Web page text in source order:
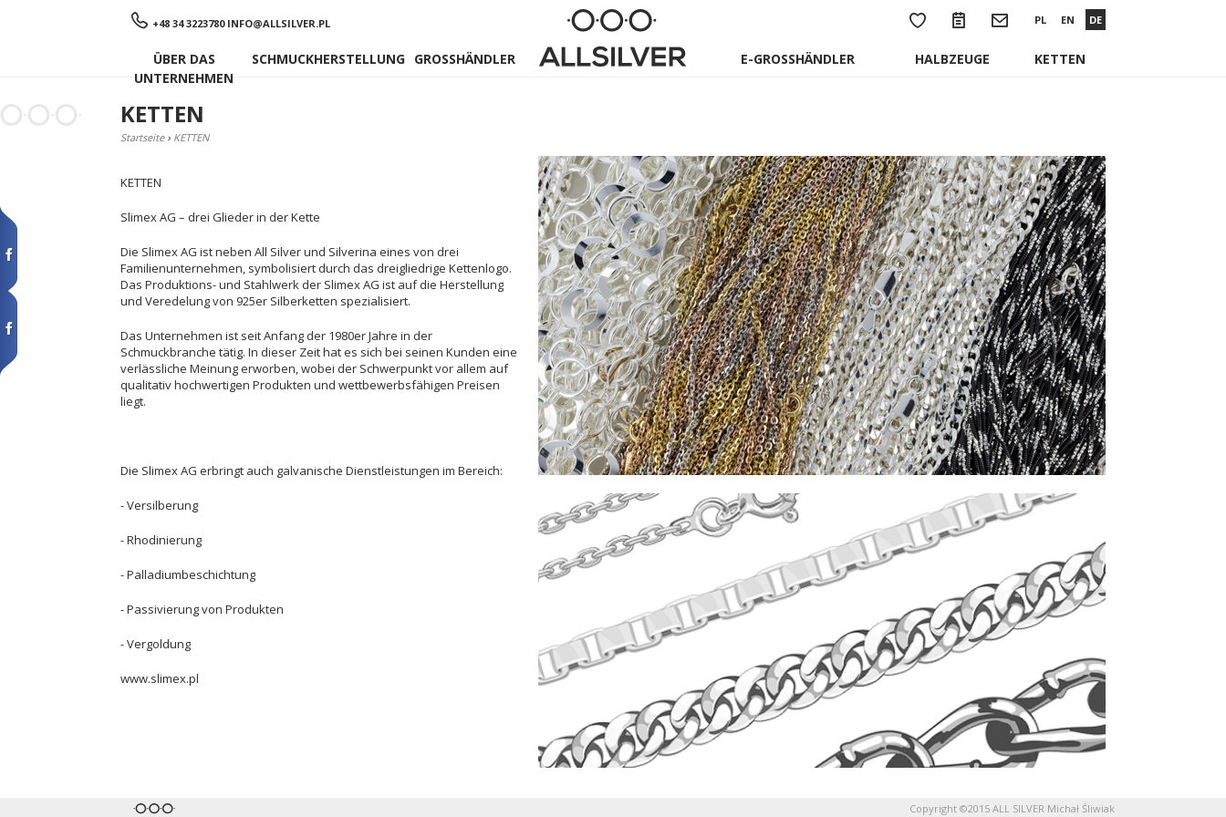
+48 34 3223780 INFO@ALLSILVER.PL PL EN DE
Menu
ÜBER DAS
UNTERNEHMEN
SCHMUCKHERSTELLUNG GROSSHÄNDLER E-GROSSHÄNDLER HALBZEUGE KETTEN
KETTEN
Startseite › KETTEN
KETTEN
Slimex AG – drei Glieder in der Kette
Die Slimex AG ist neben All Silver und Silverina eines von drei
Familienunternehmen, symbolisiert durch das dreigliedrige Kettenlogo.
Das Produktions- und Stahlwerk der Slimex AG ist auf die Herstellung
und Veredelung von 925er Silberketten spezialisiert.
Das Unternehmen ist seit Anfang der 1980er Jahre in der
Schmuckbranche tätig. In dieser Zeit hat es sich bei seinen Kunden eine
verlässliche Meinung erworben, wobei der Schwerpunkt vor allem auf
qualitativ hochwertigen Produkten und wettbewerbsfähigen Preisen
liegt.
Die Slimex AG erbringt auch galvanische Dienstleistungen im Bereich:
- Versilberung
- Rhodinierung
- Palladiumbeschichtung
- Passivierung von Produkten
- Vergoldung
www.slimex.pl
Copyright ©2015 ALL SILVER Michał Śliwiak